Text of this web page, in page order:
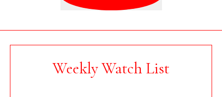
Weekly Watch List